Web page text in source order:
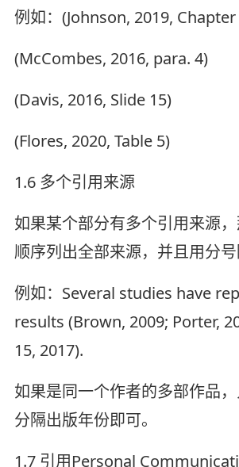
例如：(Johnson, 2019, Chapter
(McCombes, 2016, para. 4)
(Davis, 2016, Slide 15)
(Flores, 2020, Table 5)
1.6 多个引用来源
如果某个部分有多个引用来源
顺序列出全部来源，并且用分号
例如：Several studies have
results (Brown, 2009; Porter,
15, 2017).
如果是同一个作者的多部作品
分隔出版年份即可。
1.7 引用Personal